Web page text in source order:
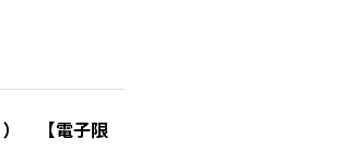
） 【電子限